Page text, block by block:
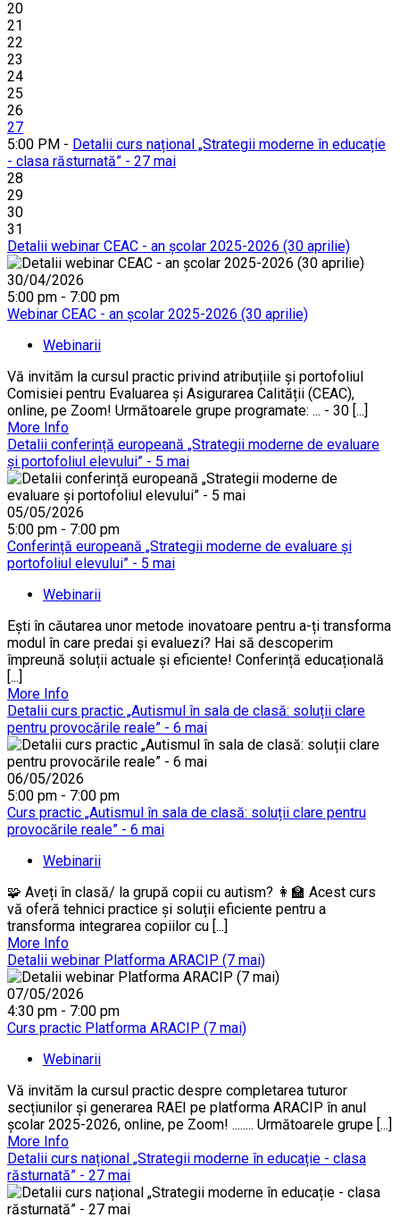
20
21
22
23
24
25
26
27
5:00 PM - Detalii curs național „Strategii moderne în educație
- clasa răsturnată” - 27 mai
28
29
30
31
Detalii webinar CEAC - an școlar 2025-2026 (30 aprilie)
30/04/2026
5:00 pm - 7:00 pm
Webinar CEAC - an școlar 2025-2026 (30 aprilie)
Webinarii
Vă invităm la cursul practic privind atribuțiile și portofoliul
Comisiei pentru Evaluarea și Asigurarea Calității (CEAC),
online, pe Zoom! Următoarele grupe programate: ... - 30 [...]
More Info
Detalii conferință europeană „Strategii moderne de evaluare
și portofoliul elevului” - 5 mai
05/05/2026
5:00 pm - 7:00 pm
Conferință europeană „Strategii moderne de evaluare și
portofoliul elevului” - 5 mai
Webinarii
Ești în căutarea unor metode inovatoare pentru a-ți transforma
modul în care predai și evaluezi? Hai să descoperim
împreună soluții actuale și eficiente! Conferință educațională
[...]
More Info
Detalii curs practic „Autismul în sala de clasă: soluții clare
pentru provocările reale” - 6 mai
06/05/2026
5:00 pm - 7:00 pm
Curs practic „Autismul în sala de clasă: soluții clare pentru
provocările reale” - 6 mai
Webinarii
🧩 Aveți în clasă/ la grupă copii cu autism? 👩‍🏫 Acest curs
vă oferă tehnici practice și soluții eficiente pentru a
transforma integrarea copiilor cu [...]
More Info
Detalii webinar Platforma ARACIP (7 mai)
07/05/2026
4:30 pm - 7:00 pm
Curs practic Platforma ARACIP (7 mai)
Webinarii
Vă invităm la cursul practic despre completarea tuturor
secțiunilor și generarea RAEI pe platforma ARACIP în anul
școlar 2025-2026, online, pe Zoom! ........ Următoarele grupe [...]
More Info
Detalii curs național „Strategii moderne în educație - clasa
răsturnată” - 27 mai